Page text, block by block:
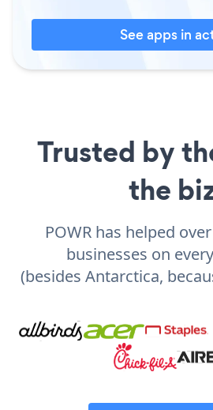
See apps in
Trusted by
the
POWR has helped
businesses on
(besides Antarctica,